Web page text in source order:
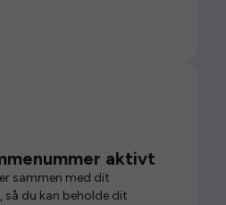
aktivt
sammen med dit
så du kan beholde dit